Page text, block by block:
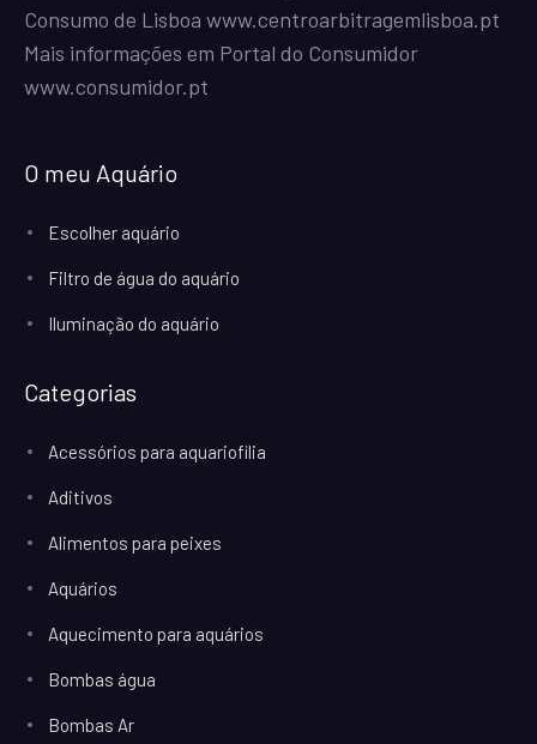
Consumo de Lisboa www.centroarbitragemlisboa.pt
Mais informações em Portal do Consumidor
www.consumidor.pt
O meu Aquário
Escolher aquário
Filtro de água do aquário
Iluminação do aquário
Categorias
Acessórios para aquariofilia
Aditivos
Alimentos para peixes
Aquários
Aquecimento para aquários
Bombas água
Bombas Ar